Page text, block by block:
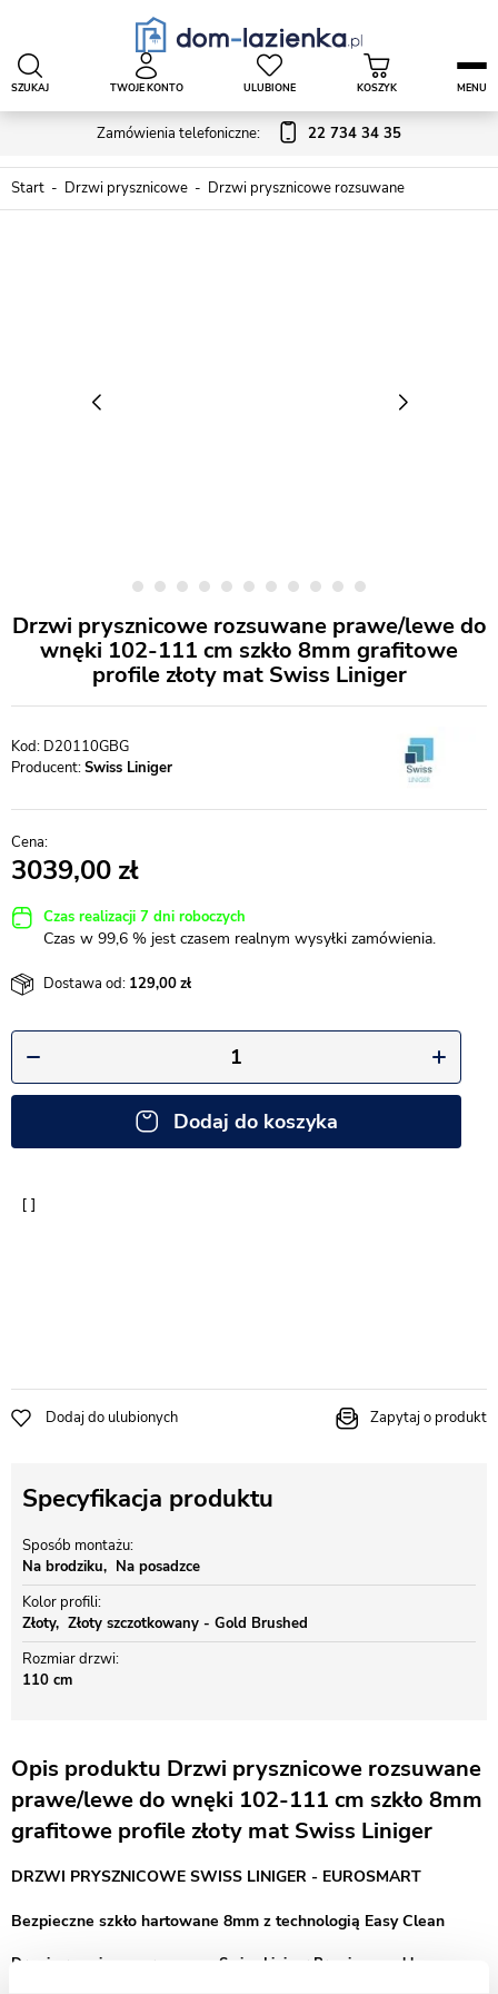
Zamówienia telefoniczne: 22 734 34 35
SZUKAJ TWOJE KONTO ULUBIONE KOSZYK MENU
Start Drzwi prysznicowe Drzwi prysznicowe rozsuwane
Drzwi prysznicowe rozsuwane prawe/lewe do
wnęki 102-111 cm szkło 8mm grafitowe
profile złoty mat Swiss Liniger
D20110GBG
Producent:Swiss Liniger
3039,00
Czas realizacji 7 dni roboczych
Czas w 99,6 % jest czasem realnym wysyłki zamówienia.
Dostawa od: 129,00
Dodaj do koszyka
Dodaj do ulubionych Zapytaj o produkt
Specyfikacja produktu
Sposób montażu
Na brodziku
Na posadzce
Kolor profili
Złoty
Złoty szczotkowany - Gold Brushed
Rozmiar drzwi
110 cm
Opis produktu Drzwi prysznicowe rozsuwane
prawe/lewe do wnęki 102-111 cm szkło 8mm
grafitowe profile złoty mat Swiss Liniger
DRZWI PRYSZNICOWE SWISS LINIGER - EUROSMART
Bezpieczne szkło hartowane 8mm z technologią Easy Clean
Drzwi prysznicowe przesuwne Swiss-Liniger Premium – szkło